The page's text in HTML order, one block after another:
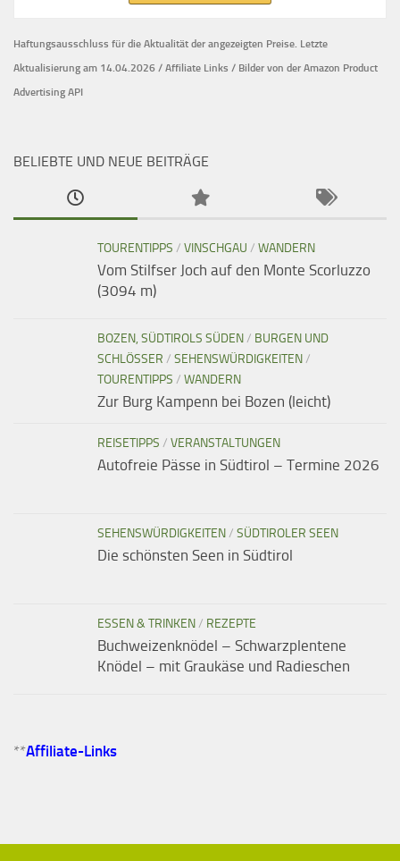
Haftungsausschluss für die Aktualität der angezeigten Preise. Letzte
Aktualisierung am 14.04.2026 / Affiliate Links / Bilder von der Amazon Product
Advertising API
BELIEBTE UND NEUE BEITRÄGE
TOURENTIPPS / VINSCHGAU / WANDERN
Vom Stilfser Joch auf den Monte Scorluzzo
(3094 m)
BOZEN, SÜDTIROLS SÜDEN/ BURGEN UND
SCHLÖSSER / SEHENSWÜRDIGKEITEN/
TOURENTIPPS / WANDERN
Zur Burg Kampenn bei Bozen (leicht)
REISETIPPS / VERANSTALTUNGEN
Autofreie Pässe in Südtirol – Termine 2026
SEHENSWÜRDIGKEITEN/ SÜDTIROLER SEEN
Die schönsten Seen in Südtirol
ESSEN & TRINKEN/ REZEPTE
Buchweizenknödel – Schwarzplentene
Knödel – mit Graukäse und Radieschen
**Affiliate-Links